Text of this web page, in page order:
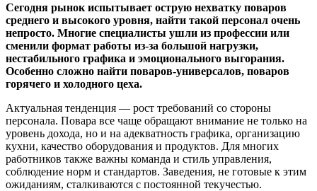
Сегодня рынок испытывает острую нехватку поваров
среднего и высокого уровня, найти такой персонал очень
непросто. Многие специалисты ушли из профессии или
сменили формат работы из-за большой нагрузки,
нестабильного графика и эмоционального выгорания.
Особенно сложно найти поваров-универсалов, поваров
горячего и холодного цеха.
Актуальная тенденция — рост требований со стороны
персонала. Повара все чаще обращают внимание не только на
уровень дохода, но и на адекватность графика, организацию
кухни, качество оборудования и продуктов. Для многих
работников также важны команда и стиль управления,
соблюдение норм и стандартов. Заведения, не готовые к этим
ожиданиям, сталкиваются с постоянной текучестью.